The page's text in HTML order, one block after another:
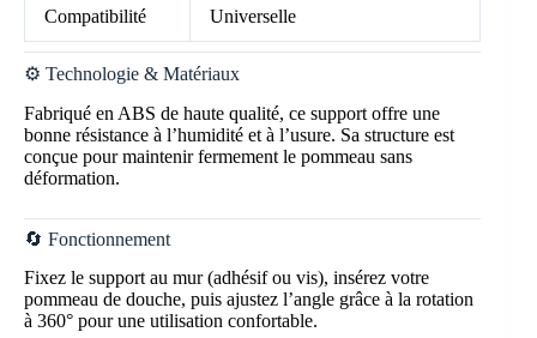
Compatibilité Universelle
⚙️ Technologie & Matériaux
Fabriqué en ABS de haute qualité, ce support offre une
bonne résistance à l’humidité et à l’usure. Sa structure est
conçue pour maintenir fermement le pommeau sans
déformation.
🔄 Fonctionnement
Fixez le support au mur (adhésif ou vis), insérez votre
pommeau de douche, puis ajustez l’angle grâce à la rotation
à 360° pour une utilisation confortable.